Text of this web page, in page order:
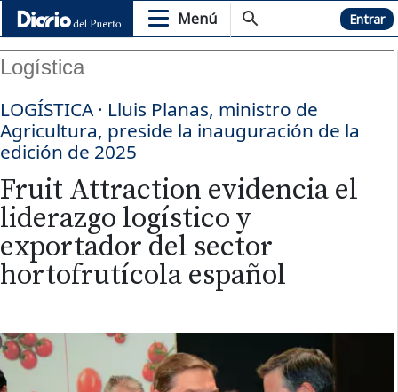
Menú Hemeroteca Entrar
Logística
LOGÍSTICA · Lluis Planas, ministro de
Agricultura, preside la inauguración de la
edición de 2025
Fruit Attraction evidencia el
liderazgo logístico y
exportador del sector
hortofrutícola español